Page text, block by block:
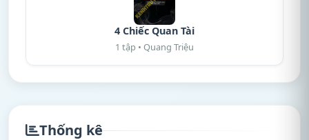
4 Chiếc Quan Tài
1 tập • Quang Triệu
Thống kê